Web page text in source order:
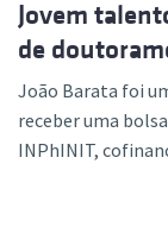
Jovem
de
João Barata foi
receber uma
INPhINIT,